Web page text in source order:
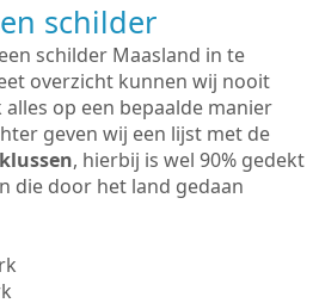
schilder
schilder Maasland in te
overzicht kunnen wij nooit
op een bepaalde manier
geven wij een lijst met de
, hierbij is wel 90% gedekt
die door het land gedaan